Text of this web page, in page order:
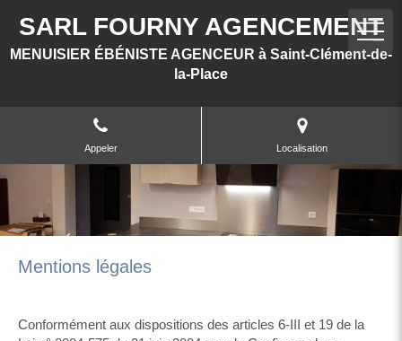
SARL FOURNY AGENCEMENT
MENUISIER ÉBÉNISTE AGENCEUR à Saint-Clément-de-
la-Place
Appeler Localisation
Mentions légales
Conformément aux dispositions des articles 6-III et 19 de la